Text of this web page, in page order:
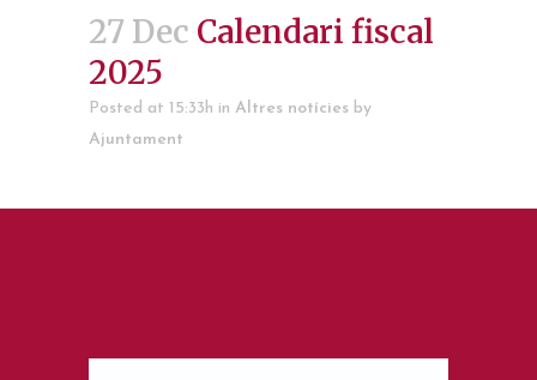
27 Dec Calendari fiscal
2025
Posted at 15:33h in Altres notícies by
Ajuntament